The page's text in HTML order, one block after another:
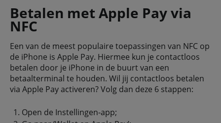
Betalen met Apple Pay via
NFC
Een van de meest populaire toepassingen van NFC op
de iPhone is Apple Pay. Hiermee kun je contactloos
betalen door je iPhone in de buurt van een
betaalterminal te houden. Wil jij contactloos betalen
via Apple Pay activeren? Volg dan deze 6 stappen:
Open de Instellingen-app;